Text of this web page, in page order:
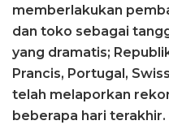
memberlakukan
dan toko sebagai
yang dramatis;
Prancis, Portugal,
telah melaporkan
beberapa hari terakhir.